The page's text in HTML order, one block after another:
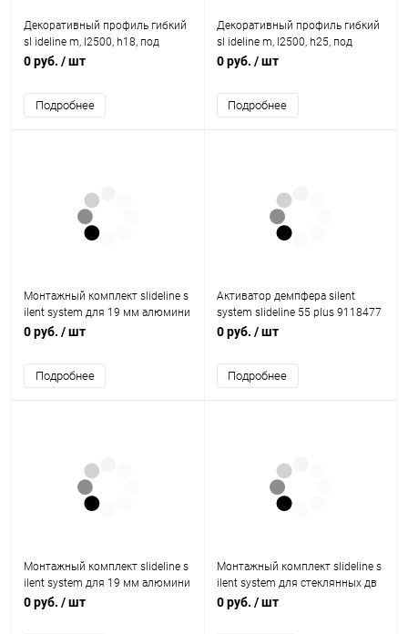
Декоративный профиль гибкий
sl ideline m, l2500, h18, под
приклеивание, цвет черный
0 руб. / шт
Подробнее
Декоративный профиль гибкий
sl ideline m, l2500, h25, под
приклеивание, цвет белый
0 руб. / шт
Подробнее
Монтажный комплект slideline s
ilent system для 19 мм алюмини
евой рамы, цвет черный
0 руб. / шт
Подробнее
Активатор демпфера silent
system slideline 55 plus 9118477
Hettich
0 руб. / шт
Подробнее
Монтажный комплект slideline s
ilent system для 19 мм алюмини
евой рамы, цвет серебристый
0 руб. / шт
Монтажный комплект slideline s
ilent system для стеклянных дв
ерей,под прикручивание
0 руб. / шт